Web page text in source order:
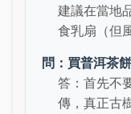
建議在當地
食乳扇（但
問：買普洱茶
答：首先不
傳，真正古